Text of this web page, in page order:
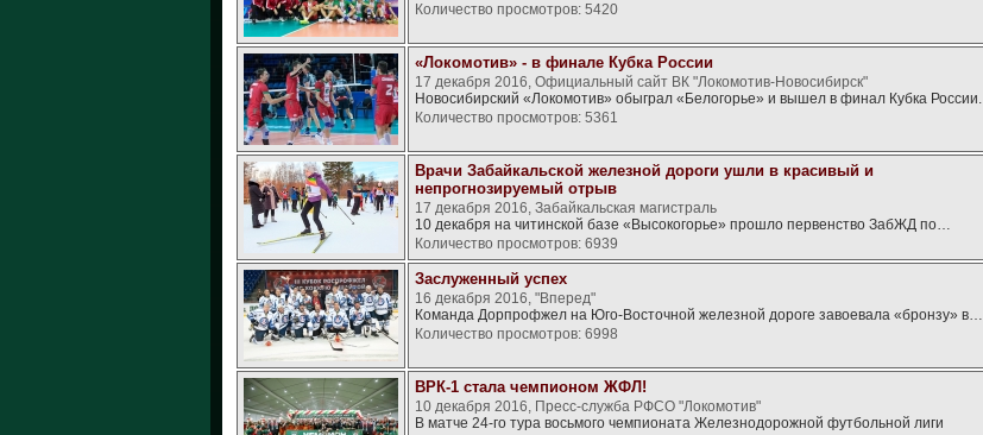
Количество просмотров: 5420
«Локомотив» - в финале Кубка России
17 декабря 2016, Официальный сайт ВК "Локомотив-Новосибирск"
Новосибирский «Локомотив» обыграл «Белогорье» и вышел в финал Кубка России.
Количество просмотров: 5361
Врачи Забайкальской железной дороги ушли в красивый и
непрогнозируемый отрыв
17 декабря 2016, Забайкальская магистраль
10 декабря на читинской базе «Высокогорье» прошло первенство ЗабЖД по…
Количество просмотров: 6939
Заслуженный успех
16 декабря 2016, "Вперед"
Команда Дорпрофжел на Юго-Восточной железной дороге завоевала «бронзу» в…
Количество просмотров: 6998
ВРК-1 стала чемпионом ЖФЛ!
10 декабря 2016, Пресс-служба РФСО "Локомотив"
В матче 24-го тура восьмого чемпионата Железнодорожной футбольной лиги